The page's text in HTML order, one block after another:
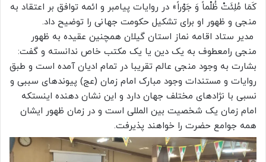
کَمَا مُلِئَتْ ظُلْماً وَ جَوْراً» در روایات پیامبر و ائمه توافق بر اعتقاد به
منجی و ظهور او برای تشکیل حکومت جهانی را توضیح داد.
مدیر ستاد اقامه نماز استان گیلان همچنین عقیده به ظهور
منجی رامعطوف به یک دین یا یک مکتب خاص ندانسته و گفت:
بشارت به وجود منجی عالم تقریبا در تمام ادیان آمده است و طبق
روایات و مستندات وجود مبارک امام زمان (عج) پیوندهای سببی و
نسبی با نژادهای مختلف جهان دارد و این نشان دهنده اینستکه
امام زمان یک شخصیت بین المللی است و در زمان ظهور ایشان
همه جوامع حضرت را خواهند پذیرفت.